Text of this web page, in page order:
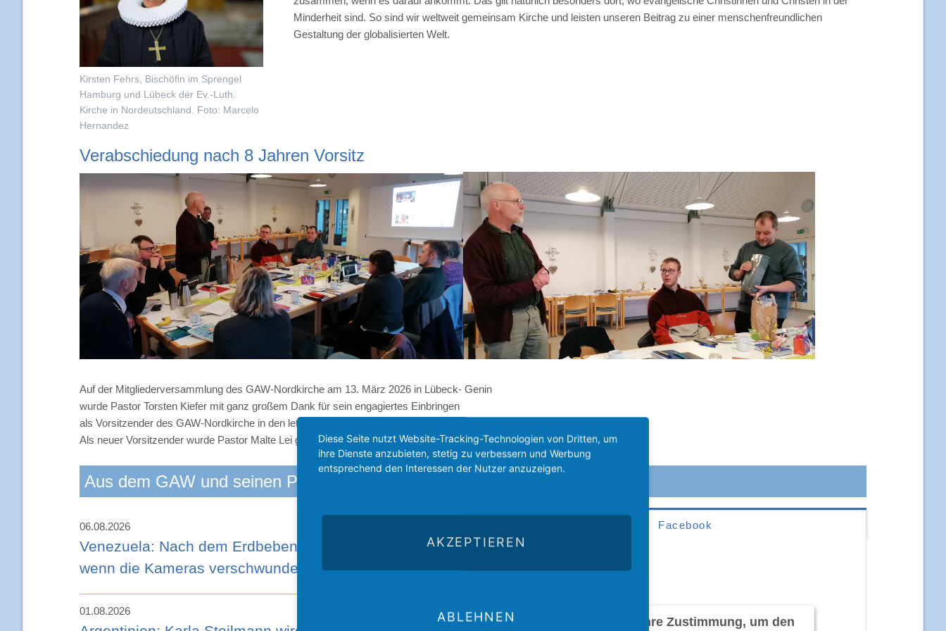
Finanz- und Beitragsordnung
Jahresberichte
Kirsten Fehrs, Bischöfin im Sprengel
Hamburg und Lübeck der Ev.-Luth.
Kirche in Nordeutschland. Foto: Marcelo
Hernandez
Minderheit sind. So sind wir weltweit gemeinsam Kirche und leisten unseren Beitrag zu einer menschenfreundlichen
Gestaltung der globalisierten Welt.
Verabschiedung nach 8 Jahren Vorsitz
Auf der Mitgliederversammlung des GAW-Nordkirche am 13. März 2026 in Lübeck- Genin
wurde Pastor Torsten Kiefer mit ganz großem Dank für sein engagiertes Einbringen
als Vorsitzender des GAW-Nordkirche in den letzten 8 Jahren verabschiedet.
Als neuer Vorsitzender wurde Pastor Malte Lei gewählt.
Aus dem GAW und seinen Partnerkirchen
06.08.2026
Venezuela: Nach dem Erdbeben - Hoffnung geben,
wenn die Kameras verschwunden sind
01.08.2026
Facebook
Wir benötigen Ihre Zustimmung, um den
Diese Seite nutzt Website-Tracking-Technologien von Dritten, um
ihre Dienste anzubieten, stetig zu verbessern und Werbung
entsprechend den Interessen der Nutzer anzuzeigen.
AKZEPTIEREN
ABLEHNEN